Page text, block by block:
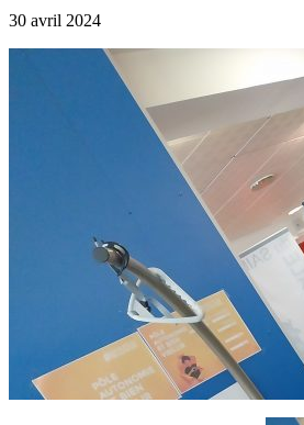
30 avril 2024